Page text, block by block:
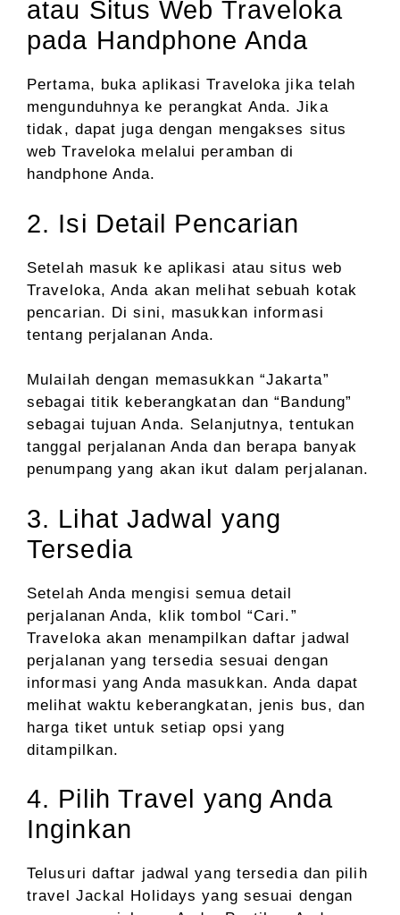
atau Situs Web Traveloka
pada Handphone Anda
Pertama, buka aplikasi Traveloka jika telah
mengunduhnya ke perangkat Anda. Jika
tidak, dapat juga dengan mengakses situs
web Traveloka melalui peramban di
handphone Anda.
2. Isi Detail Pencarian
Setelah masuk ke aplikasi atau situs web
Traveloka, Anda akan melihat sebuah kotak
pencarian. Di sini, masukkan informasi
tentang perjalanan Anda.
Mulailah dengan memasukkan “Jakarta”
sebagai titik keberangkatan dan “Bandung”
sebagai tujuan Anda. Selanjutnya, tentukan
tanggal perjalanan Anda dan berapa banyak
penumpang yang akan ikut dalam perjalanan.
3. Lihat Jadwal yang
Tersedia
Setelah Anda mengisi semua detail
perjalanan Anda, klik tombol “Cari.”
Traveloka akan menampilkan daftar jadwal
perjalanan yang tersedia sesuai dengan
informasi yang Anda masukkan. Anda dapat
melihat waktu keberangkatan, jenis bus, dan
harga tiket untuk setiap opsi yang
ditampilkan.
4. Pilih Travel yang Anda
Inginkan
Telusuri daftar jadwal yang tersedia dan pilih
travel Jackal Holidays yang sesuai dengan